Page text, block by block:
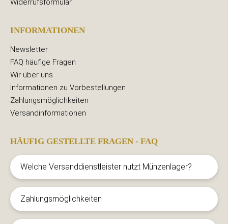
Widerrufsformular
INFORMATIONEN
Newsletter
FAQ häufige Fragen
Wir über uns
Informationen zu Vorbestellungen
Zahlungsmöglichkeiten
Versandinformationen
HÄUFIG GESTELLTE FRAGEN - FAQ
Welche Versanddienstleister nutzt Münzenlager?
Zahlungsmöglichkeiten